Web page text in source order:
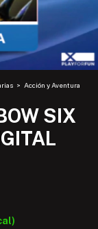
> Acción y Aventura
SIX